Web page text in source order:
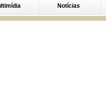
Notícias